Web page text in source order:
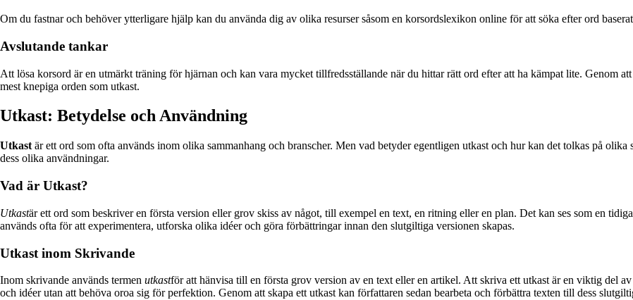
Om du fastnar och behöver ytterligare hjälp kan du använda dig av olika resurser såsom en korsordslexikon online för att söka efter ord
Avslutande tankar
Att lösa korsord är en utmärkt träning för hjärnan och kan vara mycket tillfredsställande när du hittar rätt ord efter att ha kämpat lite. Genom
mest knepiga orden som utkast.
Utkast: Betydelse och Användning
Utkast är ett ord som ofta används inom olika sammanhang och branscher. Men vad betyder egentligen utkast och hur kan det tolkas på
dess olika användningar.
Vad är Utkast?
Utkastär ett ord som beskriver en första version eller grov skiss av något, till exempel en text, en ritning eller en plan. Det kan ses som en
används ofta för att experimentera, utforska olika idéer och göra förbättringar innan den slutgiltiga versionen skapas.
Utkast inom Skrivande
Inom skrivande används termen utkastför att hänvisa till en första grov version av en text eller en artikel. Att skriva ett utkast är en viktig del
och idéer utan att behöva oroa sig för perfektion. Genom att skapa ett utkast kan författaren sedan bearbeta och förbättra texten till dess